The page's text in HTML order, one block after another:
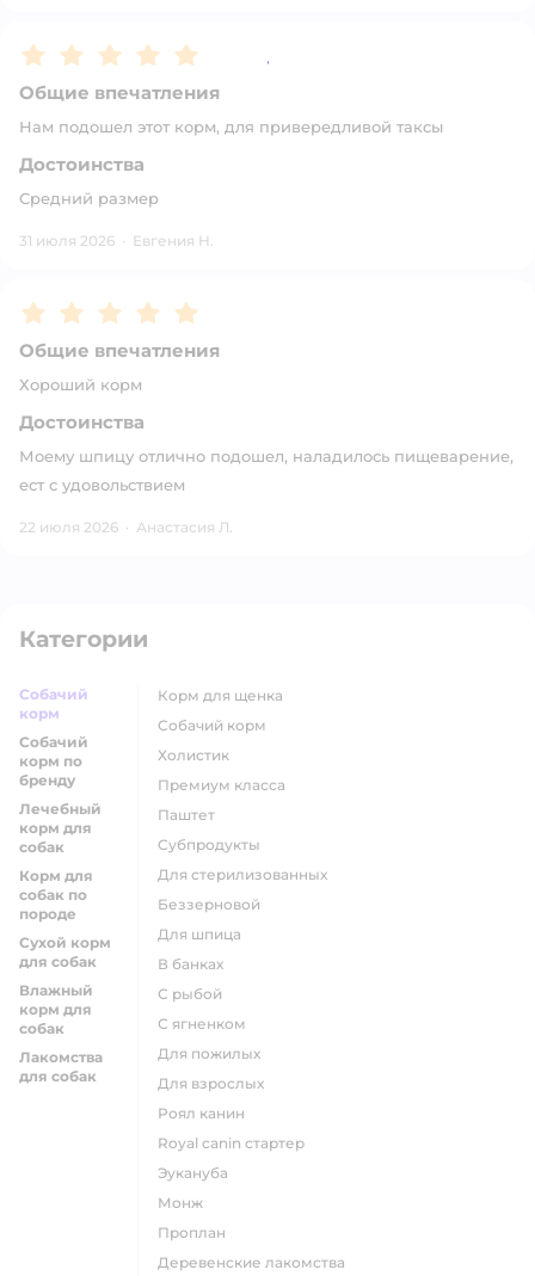
Рейтинг:5
Общие впечатления
Нам подошел этот корм, для привередливой таксы
Достоинства
Средний размер
31 июля 2026 · Евгения Н.
Рейтинг:5
Общие впечатления
Хороший корм
Достоинства
Моему шпицу отлично подошел, наладилось пищеварение,
ест с удовольствием
22 июля 2026 · Анастасия Л.
Категории
Собачий
корм
Собачий
корм по
бренду
Лечебный
корм для
собак
Корм для
собак по
породе
Сухой корм
для собак
Влажный
корм для
собак
Лакомства
для собак
корм для щенка
собачий корм
холистик
премиум класса
паштет
субпродукты
для стерилизованных
беззерновой
для шпица
в банках
с рыбой
с ягненком
для пожилых
для взрослых
роял канин
Royal canin стартер
эукануба
монж
проплан
деревенские лакомства